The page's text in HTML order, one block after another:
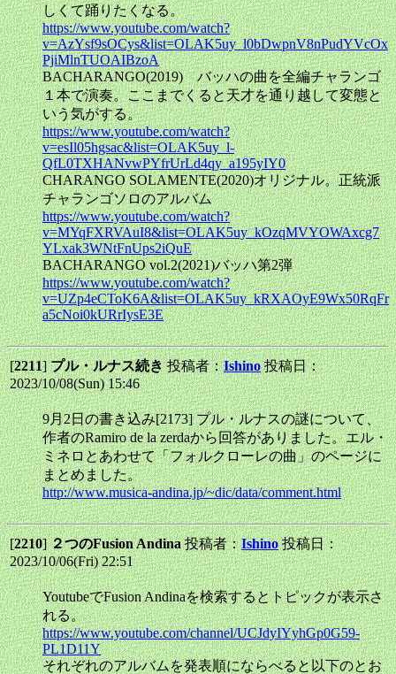
しくて踊りたくなる。
https://www.youtube.com/watch?
v=AzYsf9sOCys&list=OLAK5uy_l0bDwpnV8nPudYVcOx
PjiMlnTUOAIBzoA
BACHARANGO(2019) バッハの曲を全編チャランゴ
１本で演奏。ここまでくると天才を通り越して変態と
いう気がする。
https://www.youtube.com/watch?
v=esIl05hgsac&list=OLAK5uy_l-
QfL0TXHANvwPYfrUrLd4qy_a195yIY0
CHARANGO SOLAMENTE(2020)オリジナル。正統派
チャランゴソロのアルバム
https://www.youtube.com/watch?
v=MYqFXRVAuI8&list=OLAK5uy_kOzqMVYOWAxcg7
YLxak3WNtFnUps2iQuE
BACHARANGO vol.2(2021)バッハ第2弾
https://www.youtube.com/watch?
v=UZp4eCToK6A&list=OLAK5uy_kRXAOyE9Wx50RqFr
a5cNoi0kURrIysE3E
[2211]プル・ルナス続き投稿者：Ishino 投稿日：
2023/10/08(Sun) 15:46
9月2日の書き込み[2173] プル・ルナスの謎について、
作者のRamiro de la zerdaから回答がありました。エル・
ミネロとあわせて「フォルクローレの曲」のページに
まとめました。
http://www.musica-andina.jp/~dic/data/comment.html
[2210]２つのFusion Andina投稿者：Ishino 投稿日：
2023/10/06(Fri) 22:51
YoutubeでFusion Andinaを検索するとトピックが表示さ
れる。
https://www.youtube.com/channel/UCJdyIYyhGp0G59-
PL1D11Y
それぞれのアルバムを発表順にならべると以下のとお